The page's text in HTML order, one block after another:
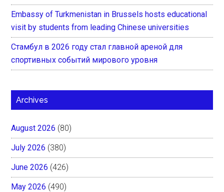
Embassy of Turkmenistan in Brussels hosts educational
visit by students from leading Chinese universities
Стамбул в 2026 году стал главной ареной для
спортивных событий мирового уровня
Archives
August 2026 (80)
July 2026 (380)
June 2026 (426)
May 2026 (490)